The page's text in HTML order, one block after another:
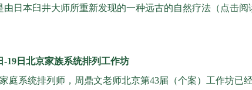
由日本臼井大师所重新发现的一种远古的自然疗法（点击阅
-19日北京家族系统排列工作坊
庭系统排列师，周鼎文老师北京第43届（个案）工作坊